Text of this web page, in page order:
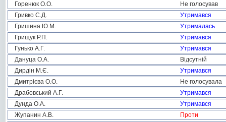
Горенюк О.О.
Не голосував
Гривко С.Д.
Утримався
Гришина Ю.М.
Утрималась
Грищук Р.П.
Утримався
Гунько А.Г.
Утримався
Дануца О.А.
Відсутній
Дирдін М.Є.
Утримався
Дмитрієва О.О.
Не голосувала
Драбовський А.Г.
Утримався
Дунда О.А.
Утримався
Жупанин А.В.
Проти